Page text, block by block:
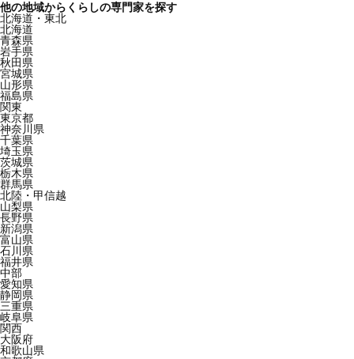
他の地域からくらしの専門家を探す
北海道・東北
北海道
青森県
岩手県
秋田県
宮城県
山形県
福島県
関東
東京都
神奈川県
千葉県
埼玉県
茨城県
栃木県
群馬県
北陸・甲信越
山梨県
長野県
新潟県
富山県
石川県
福井県
中部
愛知県
静岡県
三重県
岐阜県
関西
大阪府
和歌山県